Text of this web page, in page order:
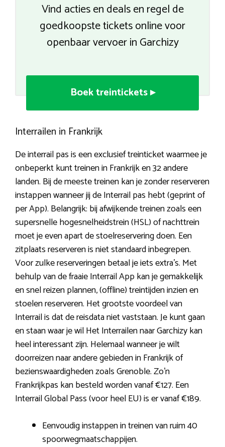
Vind acties en deals en regel de
goedkoopste tickets online voor
openbaar vervoer in Garchizy
Boek treintickets ▸
Interrailen in Frankrijk
De interrail pas is een exclusief treinticket waarmee je
onbeperkt kunt treinen in Frankrijk en 32 andere
landen. Bij de meeste treinen kan je zonder reserveren
instappen wanneer jij de Interrail pas hebt (geprint of
per App). Belangrijk: bij afwijkende treinen zoals een
supersnelle hogesnelheidstrein (HSL) of nachttrein
moet je even apart de stoelreservering doen. Een
zitplaats reserveren is niet standaard inbegrepen.
Voor zulke reserveringen betaal je iets extra’s. Met
behulp van de fraaie Interrail App kan je gemakkelijk
en snel reizen plannen, (offline) treintijden inzien en
stoelen reserveren. Het grootste voordeel van
Interrail is dat de reisdata niet vaststaan. Je kunt gaan
en staan waar je wil Het Interrailen naar Garchizy kan
heel interessant zijn. Helemaal wanneer je wilt
doorreizen naar andere gebieden in Frankrijk of
bezienswaardigheden zoals Grenoble. Zo’n
Frankrijkpas kan besteld worden vanaf €127. Een
Interrail Global Pass (voor heel EU) is er vanaf €189.
Eenvoudig instappen in treinen van ruim 40
spoorwegmaatschappijen.